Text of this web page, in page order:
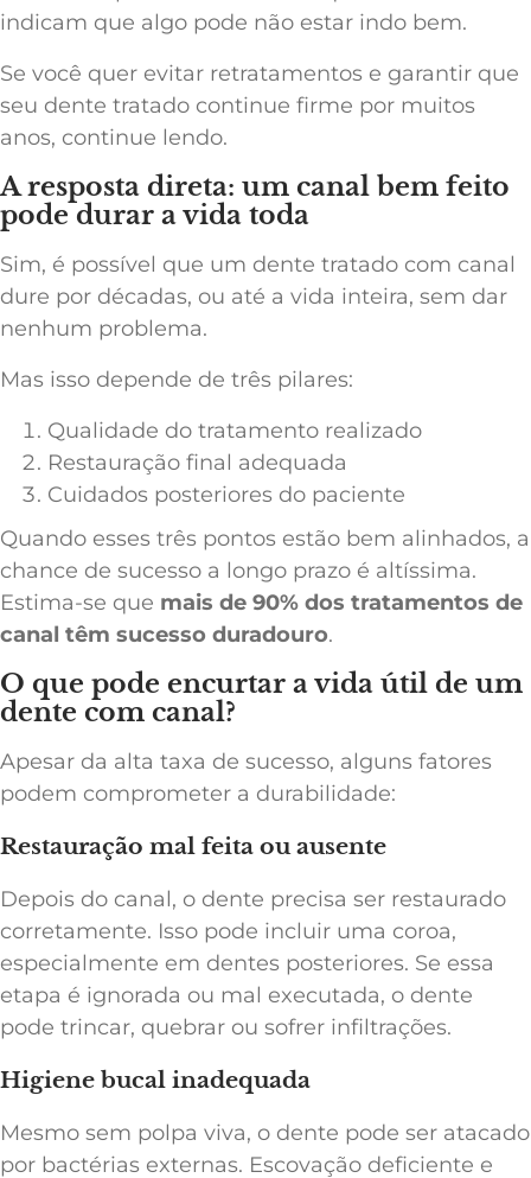
indicam que algo pode não estar indo bem.
Se você quer evitar retratamentos e garantir que
seu dente tratado continue firme por muitos
anos, continue lendo.
A resposta direta: um canal bem feito
pode durar a vida toda
Sim, é possível que um dente tratado com canal
dure por décadas, ou até a vida inteira, sem dar
nenhum problema.
Mas isso depende de três pilares:
Qualidade do tratamento realizado
Restauração final adequada
Cuidados posteriores do paciente
Quando esses três pontos estão bem alinhados, a
chance de sucesso a longo prazo é altíssima.
Estima-se que mais de 90% dos tratamentos de
canal têm sucesso duradouro.
O que pode encurtar a vida útil de um
dente com canal?
Apesar da alta taxa de sucesso, alguns fatores
podem comprometer a durabilidade:
Restauração mal feita ou ausente
Depois do canal, o dente precisa ser restaurado
corretamente. Isso pode incluir uma coroa,
especialmente em dentes posteriores. Se essa
etapa é ignorada ou mal executada, o dente
pode trincar, quebrar ou sofrer infiltrações.
Higiene bucal inadequada
Mesmo sem polpa viva, o dente pode ser atacado
por bactérias externas. Escovação deficiente e